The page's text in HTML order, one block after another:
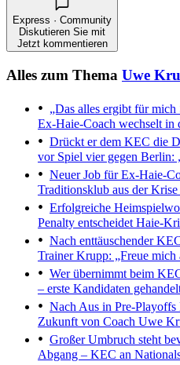
Express · Community
Diskutieren Sie mit
Jetzt kommentieren
Alles zum Thema Uwe
„Das alles ergibt für mich
Ex-Haie-Coach wechselt in
Drückt er dem KEC die
vor Spiel vier gegen Berlin:
Neuer Job für Ex-Haie-
Traditionsklub aus der Krise
Erfolgreiche
Penalty entscheidet Haie-
Nach enttäuschender
Trainer Krupp: „Freue mich
Wer übernimmt beim
– erste Kandidaten
Nach Aus in Pre-Playoffs
Zukunft von Coach Uwe
Großer Umbruch steht
Abgang – KEC an